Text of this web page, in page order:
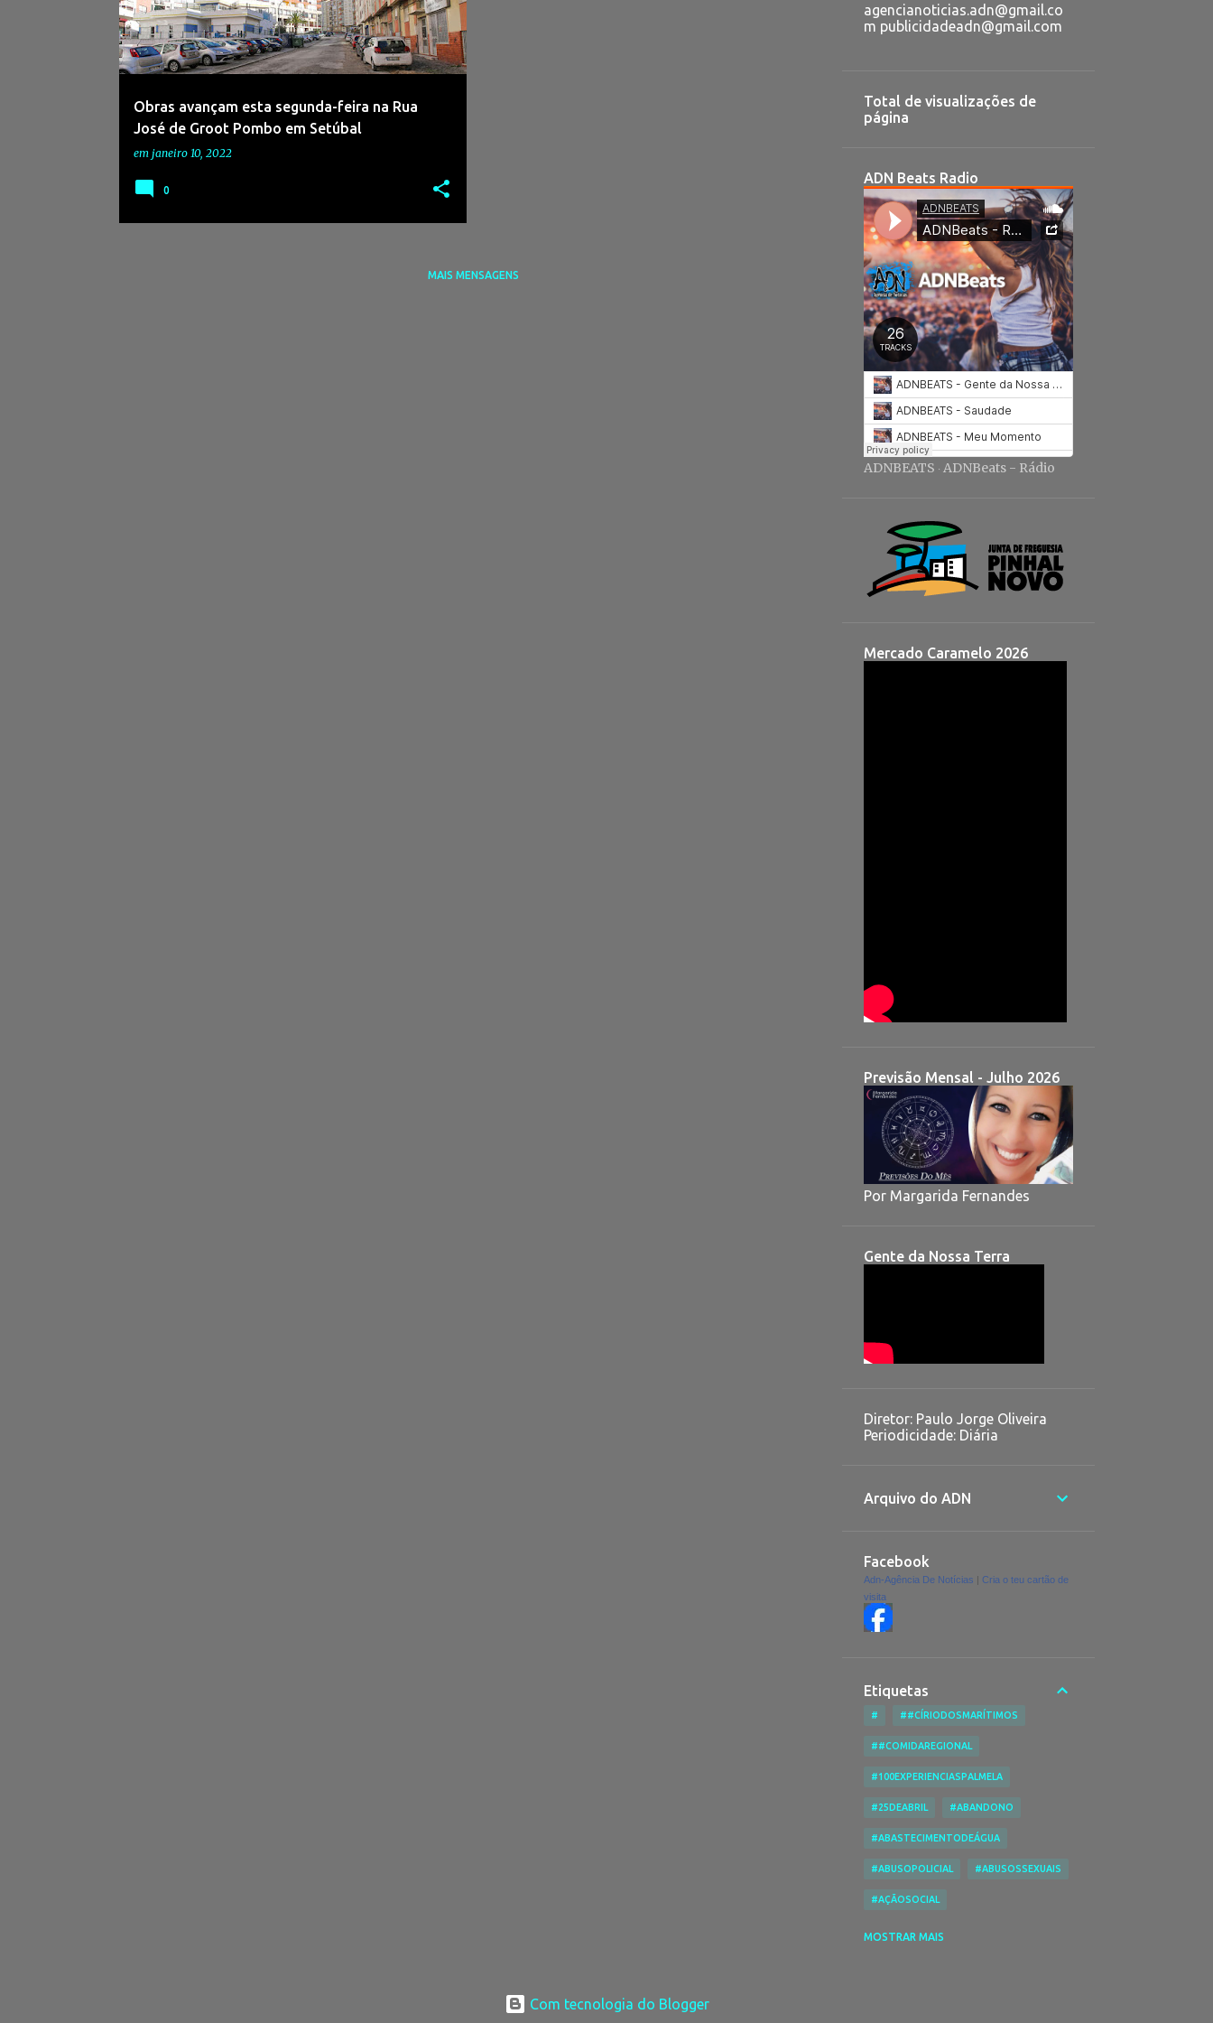
s
a
g
Obras avançam esta segunda-feira na Rua
José de Groot Pombo em Setúbal
em janeiro 10, 2022
0
MAIS MENSAGENS
agencianoticias.adn@gmail.co
m publicidadeadn@gmail.com
Total de visualizações de
página
ADN Beats Radio
ADNBEATS · ADNBeats - Rádio
Mercado Caramelo 2026
Previsão Mensal - Julho 2026
Por Margarida Fernandes
Gente da Nossa Terra
Diretor: Paulo Jorge Oliveira
Periodicidade: Diária
Arquivo do ADN
Facebook
Adn-Agência De Notícias
Cria o teu cartão de
visita
Etiquetas
# ##CÍRIODOSMARÍTIMOS
##COMIDAREGIONAL
#100EXPERIENCIASPALMELA
#25DEABRIL #ABANDONO
#ABASTECIMENTODEÁGUA
#ABUSOPOLICIAL #ABUSOSSEXUAIS
#AÇÃOSOCIAL
MOSTRAR MAIS
Com tecnologia do Blogger